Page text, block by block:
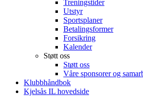
Treningstider
Utstyr
Sportsplaner
Betalingsformer
Forsikring
Kalender
Støtt oss
Støtt oss
Våre sponsorer og
Klubbhåndbok
Kjelsås IL hovedside